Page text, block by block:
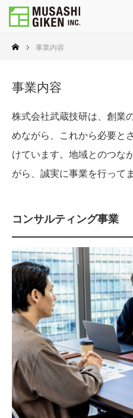
事業内容
事業内容
株式会社武蔵技研は、創業
めながら、これから必要と
けています。地域とのつな
がら、誠実に事業を行って
コンサルティング事業